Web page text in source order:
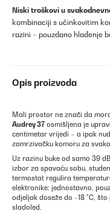
Niski troškovi u
kombinaciji s učinkovitim
razini – pouzdano hlađenje
Opis proizvoda
Mali prostor ne znači da
Audrey 37 osmišljena je
centimetar vrijedi – a ipak
zamrzivačku komoru za
Uz razinu buke od samo 39
izbor za spavaću sobu,
termostat regulira
elektronike: jednostavno,
odjeljak doseže do −18 °C,
sladoled.